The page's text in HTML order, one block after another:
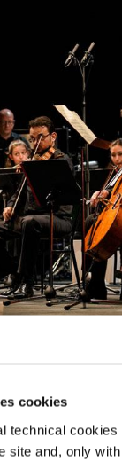
cookies
technical cookies
site and, only
tre prime italiane
Monaco di Baviera.